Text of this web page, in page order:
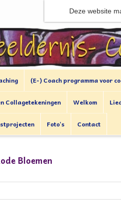
(E-) Coach programma voor
Collagetekeningen Welkom
Foto's Contact
Bloemen
Deze website